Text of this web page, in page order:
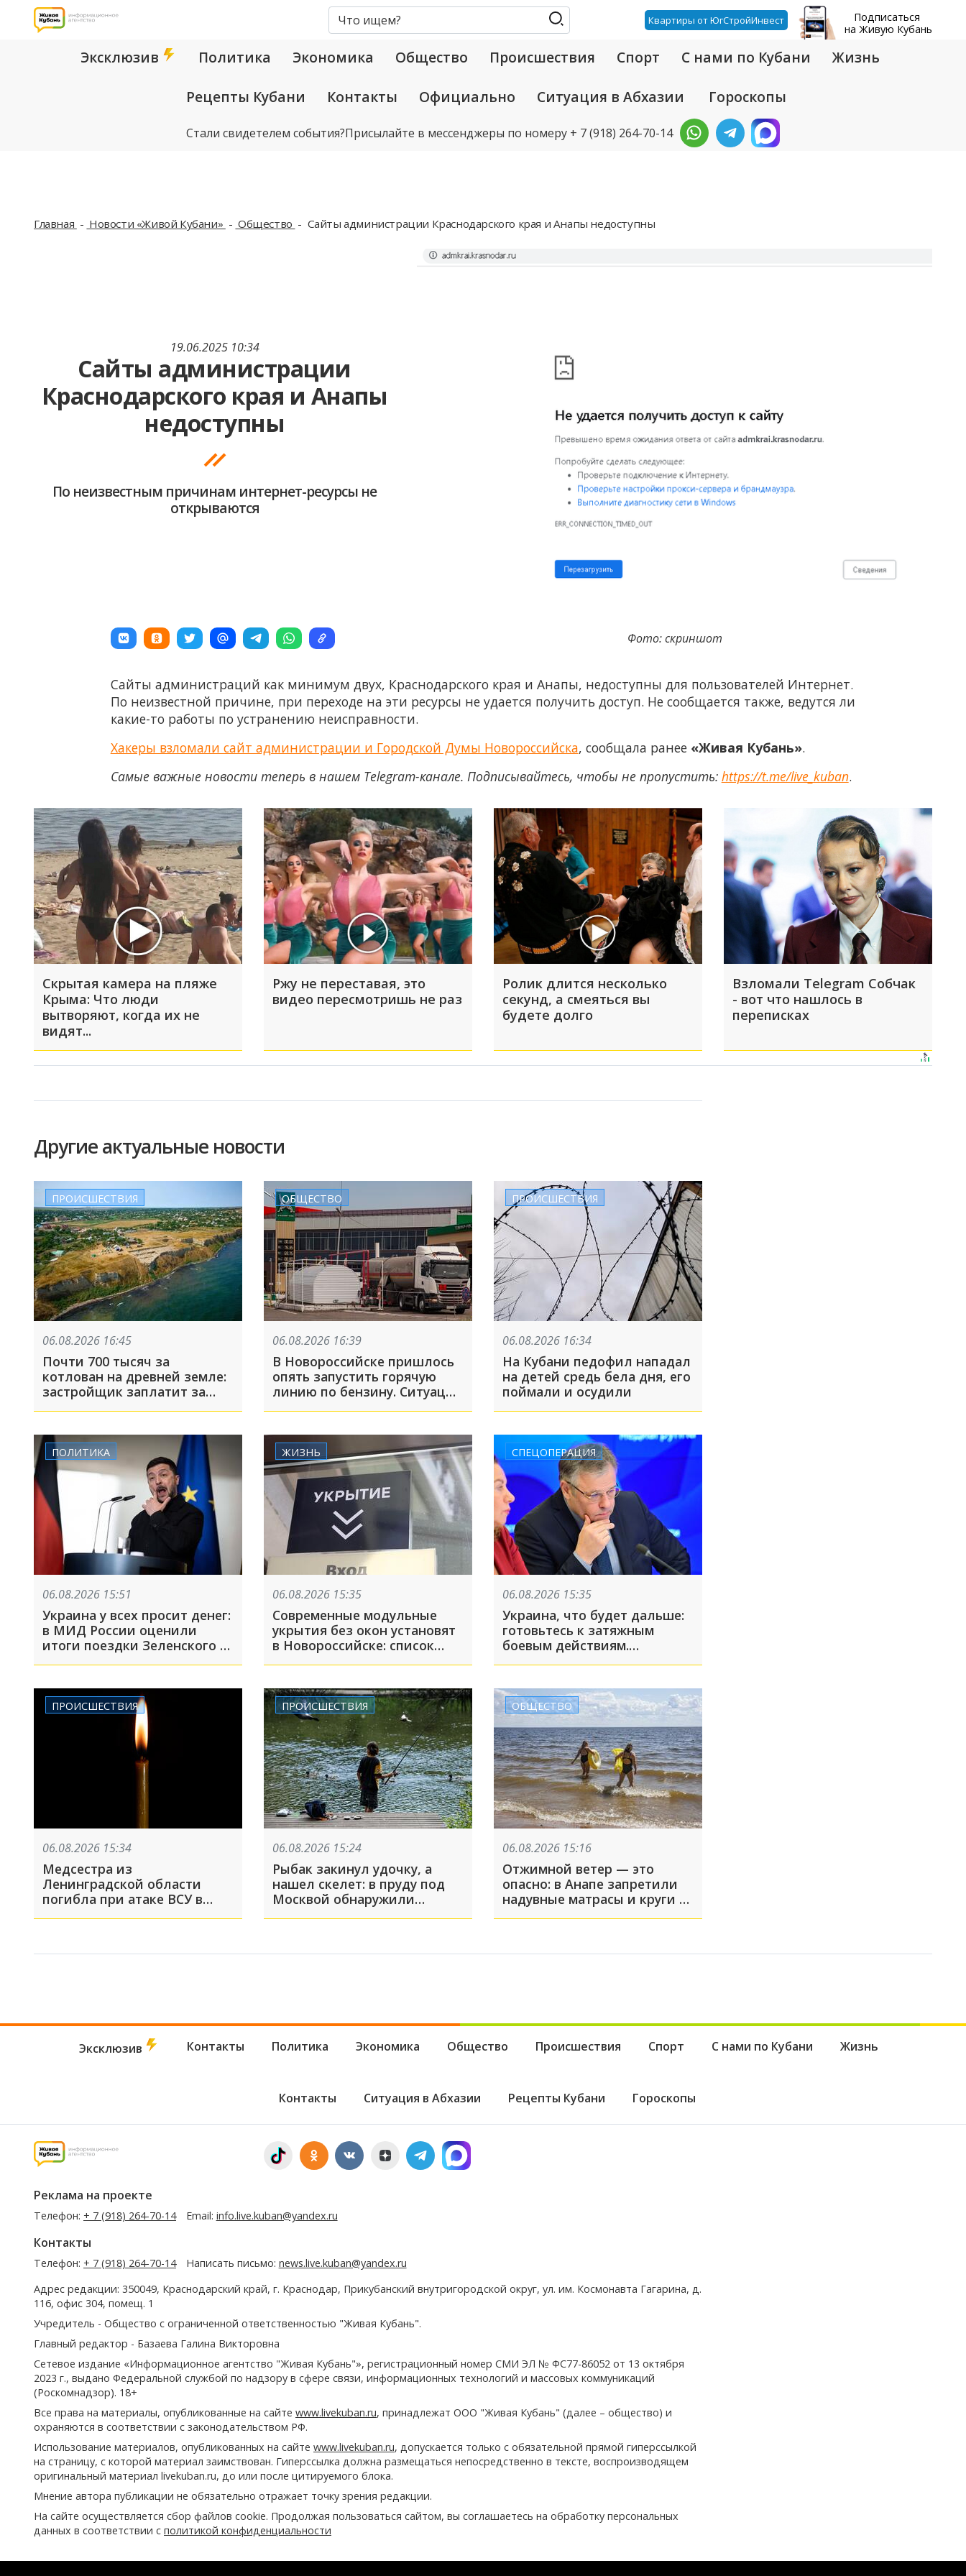
Квартиры от ЮгСтройИнвест
Подписаться
на Живую Кубань
Эксклюзив Политика Экономика Общество Происшествия Спорт С нами по Кубани Жизнь
Рецепты Кубани Контакты Официально Ситуация в Абхазии Гороскопы
Стали свидетелем события?Присылайте в мессенджеры по номеру + 7 (918) 264-70-14
Главная Новости «Живой Кубани» Общество Сайты администрации Краснодарского края и Анапы недоступны
19.06.2025 10:34
Сайты администрации
Краснодарского края и Анапы
недоступны
По неизвестным причинам интернет-ресурсы не
открываются
Фото: скриншот
Сайты администраций как минимум двух, Краснодарского края и Анапы, недоступны для пользователей Интернет.
По неизвестной причине, при переходе на эти ресурсы не удается получить доступ. Не сообщается также, ведутся ли
какие-то работы по устранению неисправности.
Хакеры взломали сайт администрации и Городской Думы Новороссийска, сообщала ранее «Живая Кубань».
Самые важные новости теперь в нашем Telegram-канале. Подписывайтесь, чтобы не пропустить: https://t.me/live_kuban.
Скрытая камера на пляже
Крыма: Что люди
вытворяют, когда их не
видят...
Ржу не переставая, это
видео пересмотришь не раз
Ролик длится несколько
секунд, а смеяться вы
будете долго
Взломали Telegram Собчак
- вот что нашлось в
переписках
Другие актуальные новости
ПРОИСШЕСТВИЯ
06.08.2026 16:45
Почти 700 тысяч за
котлован на древней земле:
застройщик заплатит за
ущерб городищу в Тамани
ОБЩЕСТВО
06.08.2026 16:39
В Новороссийске пришлось
опять запустить горячую
линию по бензину. Ситуация
на заправках нестабильная,
ПРОИСШЕСТВИЯ
06.08.2026 16:34
На Кубани педофил нападал
на детей средь бела дня, его
поймали и осудили
ПОЛИТИКА
06.08.2026 15:51
Украина у всех просит денег:
в МИД России оценили
итоги поездки Зеленского в
США
ЖИЗНЬ
06.08.2026 15:35
Современные модульные
укрытия без окон установят
в Новороссийске: список
адресов
СПЕЦОПЕРАЦИЯ
06.08.2026 15:35
Украина, что будет дальше:
готовьтесь к затяжным
боевым действиям.
Российский дипломат
СВО
ПРОИСШЕСТВИЯ
06.08.2026 15:34
Медсестра из
Ленинградской области
погибла при атаке ВСУ в
Геленджике
ПРОИСШЕСТВИЯ
06.08.2026 15:24
Рыбак закинул удочку, а
нашел скелет: в пруду под
Москвой обнаружили
машину с пристегнутыми
ОБЩЕСТВО
06.08.2026 15:16
Отжимной ветер — это
опасно: в Анапе запретили
надувные матрасы и круги в
море
Эксклюзив Контакты Политика Экономика Общество Происшествия Спорт С нами по Кубани Жизнь
Контакты Ситуация в Абхазии Рецепты Кубани Гороскопы
Реклама на проекте
Телефон: + 7 (918) 264-70-14 Email: info.live.kuban@yandex.ru
Контакты
Телефон: + 7 (918) 264-70-14 Написать письмо: news.live.kuban@yandex.ru
Адрес редакции: 350049, Краснодарский край, г. Краснодар, Прикубанский внутригородской округ, ул. им. Космонавта Гагарина, д.
116, офис 304, помещ. 1
Учредитель - Общество с ограниченной ответственностью "Живая Кубань".
Главный редактор - Базаева Галина Викторовна
Сетевое издание «Информационное агентство "Живая Кубань"», регистрационный номер СМИ ЭЛ № ФС77-86052 от 13 октября
2023 г., выдано Федеральной службой по надзору в сфере связи, информационных технологий и массовых коммуникаций
(Роскомнадзор). 18+
Все права на материалы, опубликованные на сайте www.livekuban.ru, принадлежат ООО "Живая Кубань" (далее – общество) и
охраняются в соответствии с законодательством РФ.
Использование материалов, опубликованных на сайте www.livekuban.ru, допускается только с обязательной прямой гиперссылкой
на страницу, с которой материал заимствован. Гиперссылка должна размещаться непосредственно в тексте, воспроизводящем
оригинальный материал livekuban.ru, до или после цитируемого блока.
Мнение автора публикации не обязательно отражает точку зрения редакции.
На сайте осуществляется сбор файлов cookie. Продолжая пользоваться сайтом, вы соглашаетесь на обработку персональных
данных в соответствии с политикой конфиденциальности